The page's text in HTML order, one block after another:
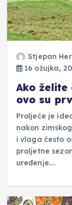
Stjepan
16 ožujka,
Ako želite
ovo su
Proljeće je
nakon
i vlaga često
proljetne
uređenje.…